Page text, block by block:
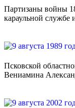
Партизаны войны
караульной службе
Псковской
Вениамина